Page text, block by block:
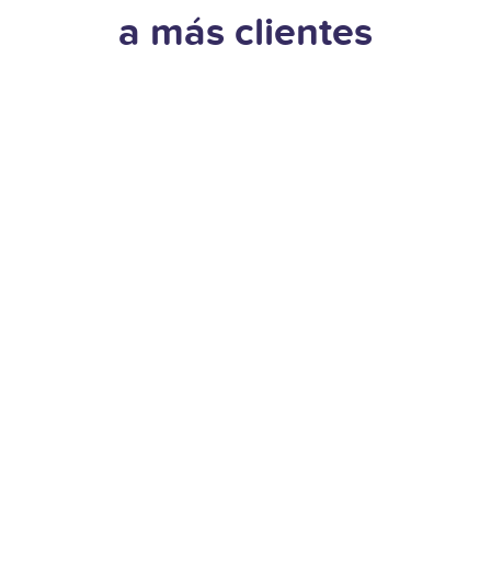
a más clientes